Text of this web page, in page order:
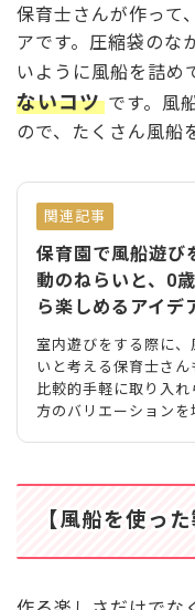
保育士さんが作って
アです。圧縮袋のな
いように風船を詰め
ないコツ です。風
ので、たくさん風船
関連記事
保育園で風船遊び
動のねらいと、0
ら楽しめるアイデ
室内遊びをする際に、
いと考える保育士さん
比較的手軽に取り入
方のバリエーションを
もまとめました。
【風船を使っ